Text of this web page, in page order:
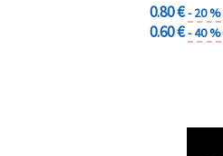
0.80 €- 20 %
0.60 €- 40 %